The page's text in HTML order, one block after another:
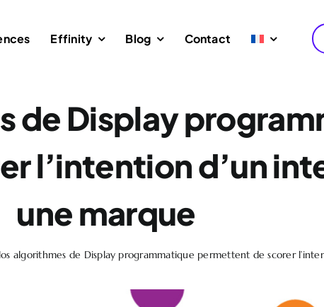
Effinity Blog Contact
de Display
l’intention d’un
une marque
algorithmes de Display programmatique permettent de scorer